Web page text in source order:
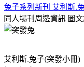
兔子系列新刊 艾利斯.
同人場刊周邊資訊 圖
艾利斯.兔子(突發小冊)